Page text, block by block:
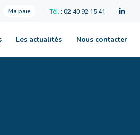
Ma paie Tél. : 02 40 92 15 41
Les actualités Nous contacter